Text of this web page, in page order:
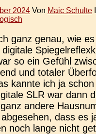
2024 Von Maic Schulte
ganz genau, wie
so ein Gefühl
und tota­ler
kannte ich ja
SLR war dann
andere
dass es
noch lange nicht